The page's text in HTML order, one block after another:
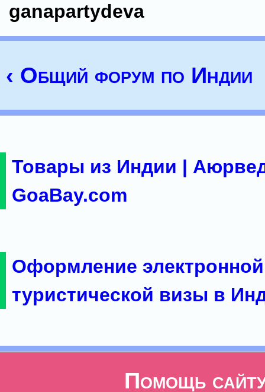
ganapartydeva
‹ Общий форум по Индии
Товары из Индии |
GoaBay.com
Оформление электронной
туристической визы в
Помощь